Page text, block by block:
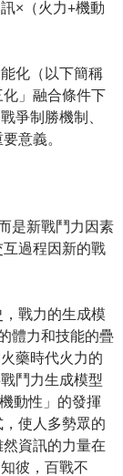
×（火力+機動
化（以下簡稱
化」融合條件下
爭制勝機制、
意義。
是新戰鬥力因素
過程因新的戰
戰力的生成模
體力和技能的疊
藥時代火力的
鬥力生成模型
動性」的發揮
使人多勢眾的
資訊的力量在
彼，百戰不